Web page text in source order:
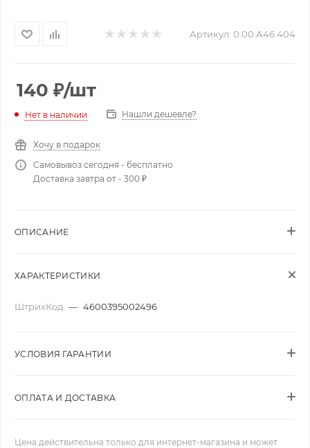
Артикул: 0.00.А46.404
140 ₽/шт
Нет в наличии Нашли дешевле?
Хочу в подарок
Самовывоз сегодня - бесплатно
Доставка завтра от - 300 ₽
ОПИСАНИЕ
ХАРАКТЕРИСТИКИ
ШтрихКод — 4600395002496
УСЛОВИЯ ГАРАНТИИ
ОПЛАТА И ДОСТАВКА
Цена действительна только для интернет-магазина и может